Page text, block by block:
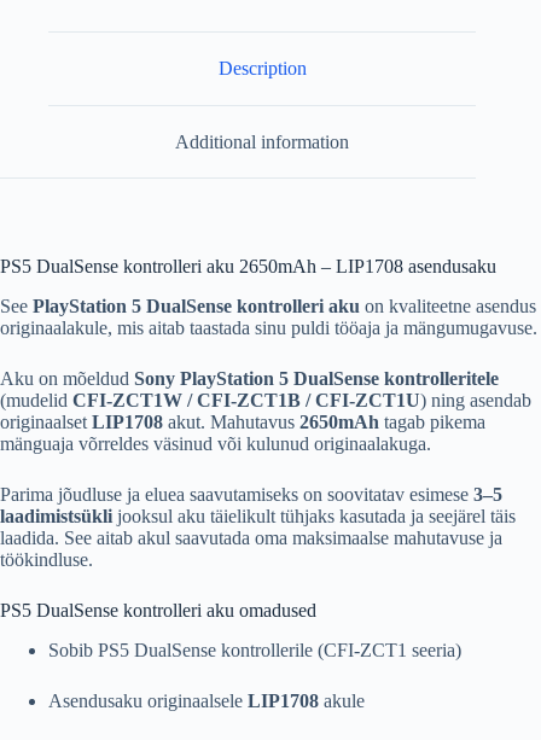
Description
Additional information
PS5 DualSense kontrolleri aku 2650mAh – LIP1708 asendusaku
See PlayStation 5 DualSense kontrolleri aku on kvaliteetne asendus
originaalakule, mis aitab taastada sinu puldi tööaja ja mängumugavuse.
Aku on mõeldud Sony PlayStation 5 DualSense kontrolleritele
(mudelid CFI-ZCT1W / CFI-ZCT1B / CFI-ZCT1U) ning asendab
originaalset LIP1708 akut. Mahutavus 2650mAh tagab pikema
mänguaja võrreldes väsinud või kulunud originaalakuga.
Parima jõudluse ja eluea saavutamiseks on soovitatav esimese 3–5
laadimistsükli jooksul aku täielikult tühjaks kasutada ja seejärel täis
laadida. See aitab akul saavutada oma maksimaalse mahutavuse ja
töökindluse.
PS5 DualSense kontrolleri aku omadused
Sobib PS5 DualSense kontrollerile (CFI-ZCT1 seeria)
Asendusaku originaalsele LIP1708 akule